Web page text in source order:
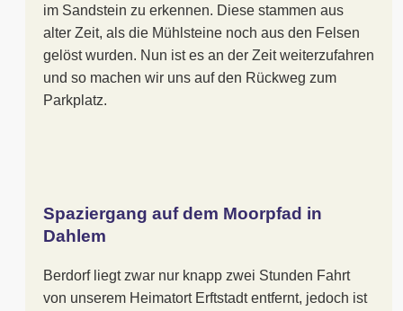
im Sandstein zu erkennen. Diese stammen aus
alter Zeit, als die Mühlsteine noch aus den Felsen
gelöst wurden. Nun ist es an der Zeit weiterzufahren
und so machen wir uns auf den Rückweg zum
Parkplatz.
Spaziergang auf dem Moorpfad in
Dahlem
Berdorf liegt zwar nur knapp zwei Stunden Fahrt
von unserem Heimatort Erftstadt entfernt, jedoch ist